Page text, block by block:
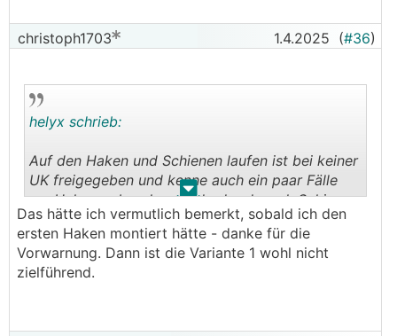
christoph1703 1.4.2025 (#36)
. .
helyx schrieb:
Auf den Haken und Schienen laufen ist bei keiner
UK freigegeben und kenne auch ein paar Fälle
wo Haken gebrochen sind oder danach Schienen
verbogen, dass die Module nicht mehr sauber
raufgehen....
Das hätte ich vermutlich bemerkt, sobald ich den
ersten Haken montiert hätte - danke für die
Vorwarnung. Dann ist die Variante 1 wohl nicht
zielführend.